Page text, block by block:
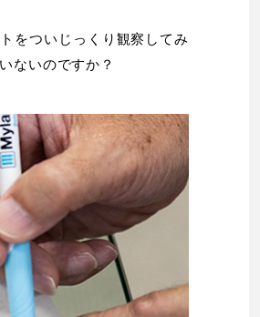
をついじっくり観察してみ
ないのですか？